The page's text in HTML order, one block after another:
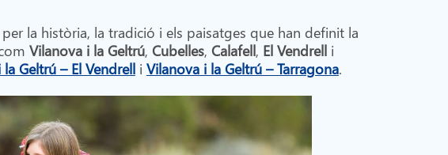
la història, la tradició i els paisatges que han definit la
Vilanova i la Geltrú, Cubelles, Calafell, El Vendrelli
Geltrú – El Vendrelli Vilanova i la Geltrú – Tarragona.